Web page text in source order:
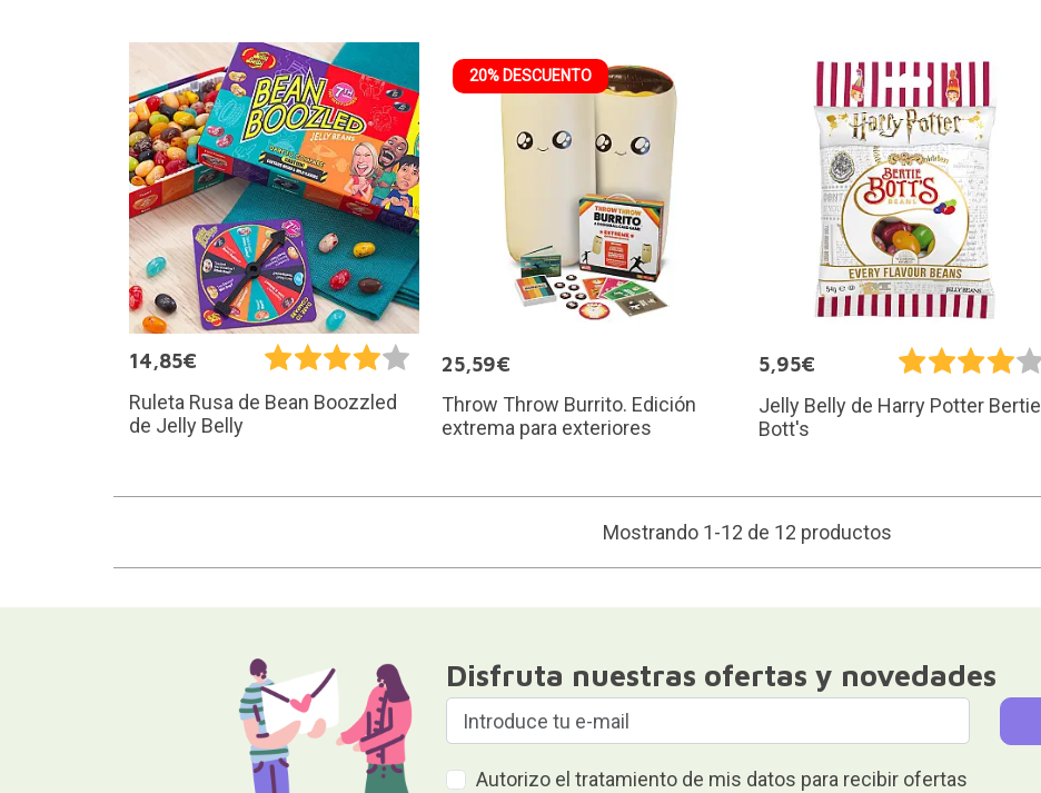
14,85€
Ruleta Rusa de Bean Boozzled
de Jelly Belly
20% DESCUENTO
25,59€
Throw Throw Burrito. Edición
extrema para exteriores
5,95€
Jelly Belly de Harry Potter Bertie
Bott's
Mostrando 1-12 de 12 productos
Disfruta nuestras ofertas y novedades
Autorizo el tratamiento de mis datos para recibir ofertas